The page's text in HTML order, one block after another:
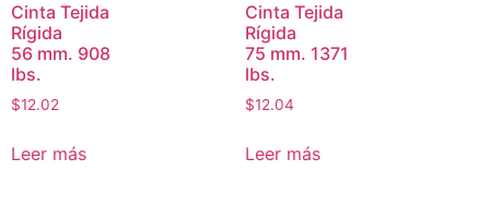
Cinta Tejida
Rígida
56 mm. 908
lbs.
$12.02
Leer más
Cinta Tejida
Rígida
75 mm. 1371
lbs.
$12.04
Leer más